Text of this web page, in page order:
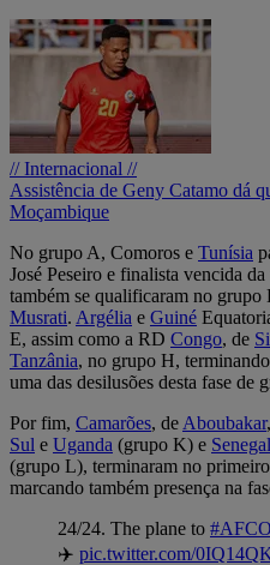
// Internacional //
Assistência de Geny Catamo dá
Moçambique
No grupo A, Comoros e Tunísia
José Peseiro e finalista vencida
também se qualificaram no grupo
Musrati. Argélia e Guiné
E, assim como a RD Congo, de
Tanzânia, no grupo H,
uma das desilusões desta fase de
Por fim, Camarões, de Aboubakar
Sul e Uganda (grupo K) e Senegal
(grupo L), terminaram no
marcando também presença na
24/24. The plane to
✈️ pic.twitter.com/